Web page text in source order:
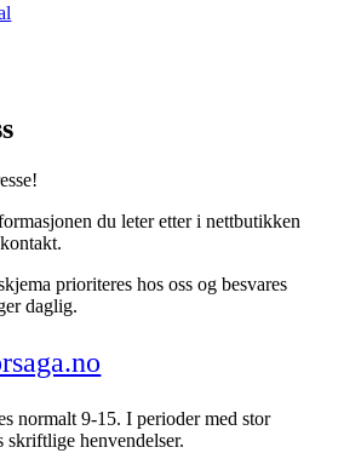
du leter etter i nettbutikken
prioriteres hos oss og besvares
daglig.
normalt 9-15. I perioder med stor
skriftlige henvendelser.